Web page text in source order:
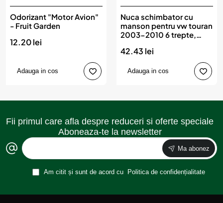
Odorizant "Motor Avion"
- Fruit Garden
12.20 lei
Adauga in cos
Nuca schimbator cu
manson pentru vw touran
2003-2010 6 trepte,
42.43 lei
Adauga in cos
Fii primul care afla despre reduceri si oferte speciale
Aboneaza-te la newsletter
Ma abonez
Am citit și sunt de acord cu Politica de confidențialitate